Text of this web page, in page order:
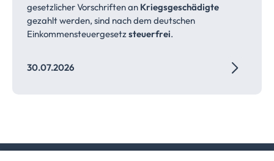
gesetzlicher Vorschriften an Kriegsgeschädigte
gezahlt werden, sind nach dem deutschen
Einkommensteuergesetzsteuerfrei.
30.07.2026